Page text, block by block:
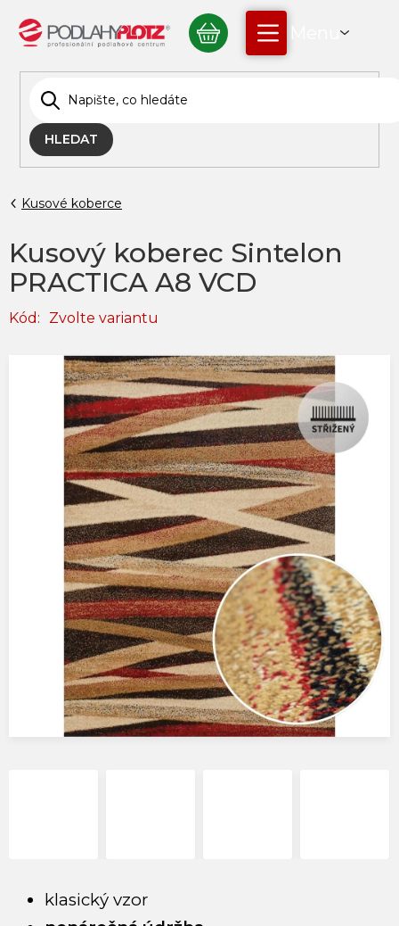
obsah
HLEDAT
NÁKUPNÍ
KOŠÍK
Kusové koberce
Kusový koberec Sintelon
PRACTICA A8 VCD
Kód: Zvolte variantu
klasický vzor